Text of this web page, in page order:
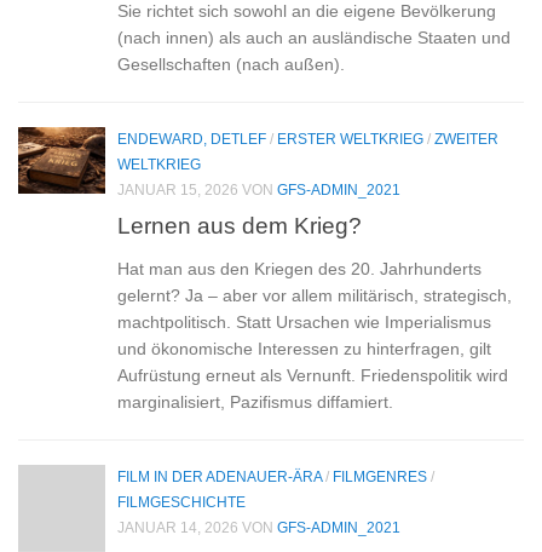
Sie richtet sich sowohl an die eigene Bevölkerung
(nach innen) als auch an ausländische Staaten und
Gesellschaften (nach außen).
ENDEWARD, DETLEF / ERSTER WELTKRIEG / ZWEITER
WELTKRIEG
JANUAR 15, 2026 VON GFS-ADMIN_2021
Lernen aus dem Krieg?
Hat man aus den Kriegen des 20. Jahrhunderts
gelernt? Ja – aber vor allem militärisch, strategisch,
machtpolitisch. Statt Ursachen wie Imperialismus
und ökonomische Interessen zu hinterfragen, gilt
Aufrüstung erneut als Vernunft. Friedenspolitik wird
marginalisiert, Pazifismus diffamiert.
FILM IN DER ADENAUER-ÄRA/ FILMGENRES /
FILMGESCHICHTE
JANUAR 14, 2026 VON GFS-ADMIN_2021